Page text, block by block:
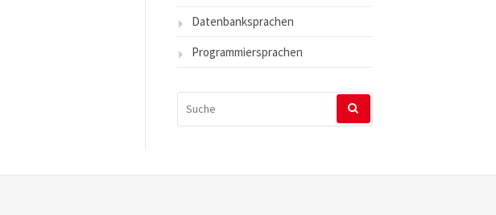
Datenbanksprachen
Programmiersprachen
NACH: